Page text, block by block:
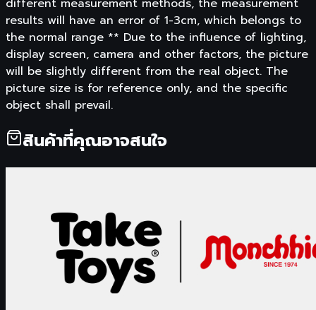
results will have an error of 1-3cm, which belongs to
the normal range ** Due to the influence of lighting,
display screen, camera and other factors, the picture
will be slightly different from the real object. The
picture size is for reference only, and the specific
object shall prevail.
สินค้าที่คุณอาจสนใจ